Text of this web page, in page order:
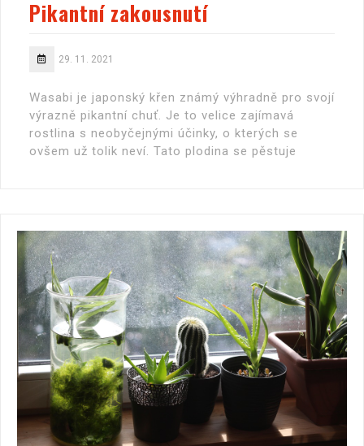
Pikantní zakousnutí
29. 11. 2021
Wasabi je japonský křen známý výhradně pro svojí
výrazně pikantní chuť. Je to velice zajímavá
rostlina s neobyčejnými účinky, o kterých se
ovšem už tolik neví. Tato plodina se pěstuje